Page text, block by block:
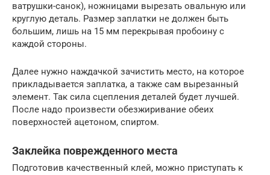
ватрушки-санок), ножницами вырезать овальную или
круглую деталь. Размер заплатки не должен быть
большим, лишь на 15 мм перекрывая пробоину с
каждой стороны.
Далее нужно наждачкой зачистить место, на которое
прикладывается заплатка, а также сам вырезанный
элемент. Так сила сцепления деталей будет лучшей.
После надо произвести обезжиривание обеих
поверхностей ацетоном, спиртом.
Заклейка поврежденного места
Подготовив качественный клей, можно приступать к